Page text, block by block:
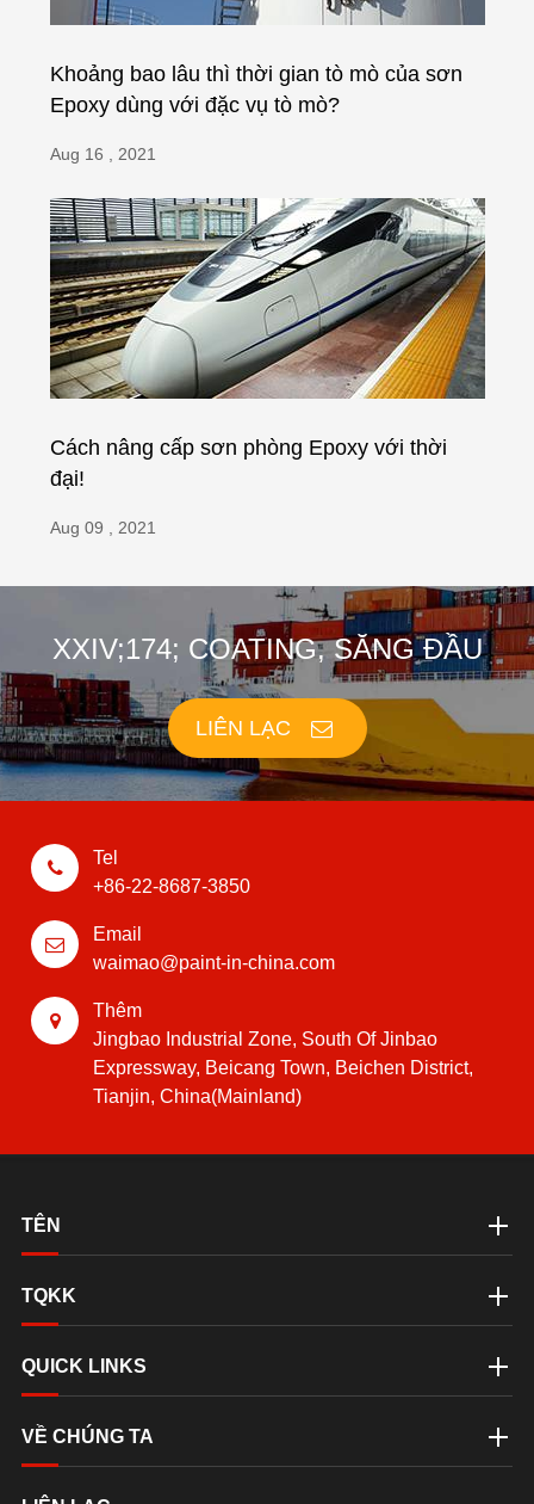
Khoảng bao lâu thì thời gian tò mò của sơn
Epoxy dùng với đặc vụ tò mò?
Aug 16 , 2021
Cách nâng cấp sơn phòng Epoxy với thời
đại!
Aug 09 , 2021
XXIV;174; COATING, SĂNG ĐẦU
LIÊN LẠC
Tel
+86-22-8687-3850
Email
waimao@paint-in-china.com
Thêm
Jingbao Industrial Zone, South Of Jinbao
Expressway, Beicang Town, Beichen District,
Tianjin, China(Mainland)
TÊN
TQKK
QUICK LINKS
VỀ CHÚNG TA